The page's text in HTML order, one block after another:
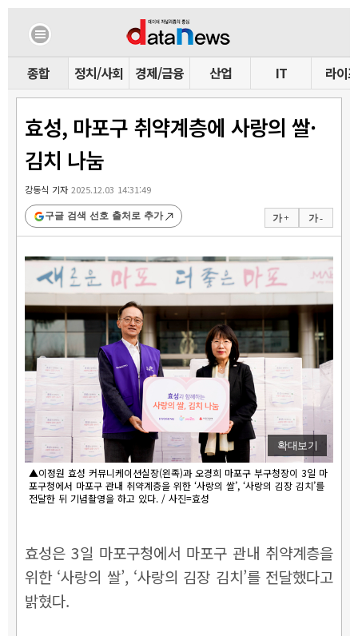
종합 정치/사회 경제/금융 산업 IT 라이프
효성, 마포구 취약계층에 사랑의 쌀·
김치 나눔
강동식 기자2025.12.03 14:31:49
가 + 가 -
구글 검색 선호 출처로 추가
확대보기
▲이정원 효성 커뮤니케이션실장(왼족)과 오경희 마포구 부구청장이 3일 마
포구청에서 마포구 관내 취약계층을 위한 ‘사랑의 쌀’, ‘사랑의 김장 김치’를
전달한 뒤 기념촬영을 하고 있다. / 사진=효성
효성은 3일 마포구청에서 마포구 관내 취약계층을
위한 ‘사랑의 쌀’, ‘사랑의 김장 김치’를 전달했다고
밝혔다.